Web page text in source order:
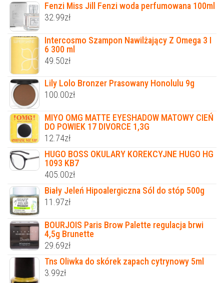
Fenzi Miss Jill Fenzi woda perfumowana 100ml
32.99zł
Intercosmo Szampon Nawilżający Z Omega 3 I
6 300 ml
49.50zł
Lily Lolo Bronzer Prasowany Honolulu 9g
100.00zł
MIYO OMG MATTE EYESHADOW MATOWY CIEŃ
DO POWIEK 17 DIVORCE 1,3G
12.74zł
HUGO BOSS OKULARY KOREKCYJNE HUGO HG
1093 KB7
405.00zł
Biały Jeleń Hipoalergiczna Sól do stóp 500g
11.97zł
BOURJOIS Paris Brow Palette regulacja brwi
4,5g Brunette
29.69zł
Tns Oliwka do skórek zapach cytrynowy 5ml
3.99zł